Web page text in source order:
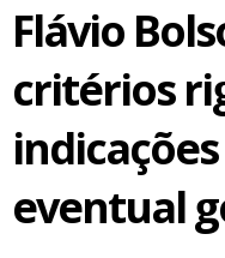
Flávio
critérios
indicações
eventual